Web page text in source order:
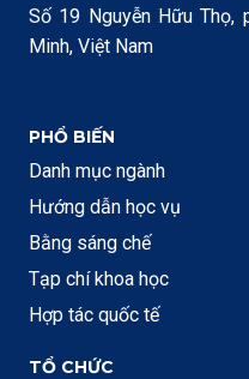
Số 19 Nguyễn Hữu Thọ,
Minh, Việt Nam
PHỔ BIẾN
Danh mục ngành
Hướng dẫn học vụ
Bằng sáng chế
Tạp chí khoa học
Hợp tác quốc tế
TỔ CHỨC